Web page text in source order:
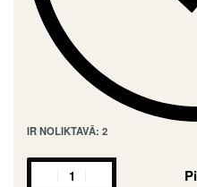
IR NOLIKTAVĀ: 2